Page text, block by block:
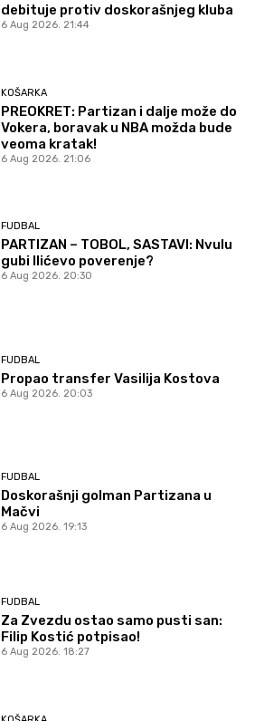
debituje protiv doskorašnjeg kluba
6 Aug 2026. 21:44
KOŠARKA
PREOKRET: Partizan i dalje može do
Vokera, boravak u NBA možda bude
veoma kratak!
6 Aug 2026. 21:06
FUDBAL
PARTIZAN – TOBOL, SASTAVI: Nvulu
gubi Ilićevo poverenje?
6 Aug 2026. 20:30
FUDBAL
Propao transfer Vasilija Kostova
6 Aug 2026. 20:03
FUDBAL
Doskorašnji golman Partizana u
Mačvi
6 Aug 2026. 19:13
FUDBAL
Za Zvezdu ostao samo pusti san:
Filip Kostić potpisao!
6 Aug 2026. 18:27